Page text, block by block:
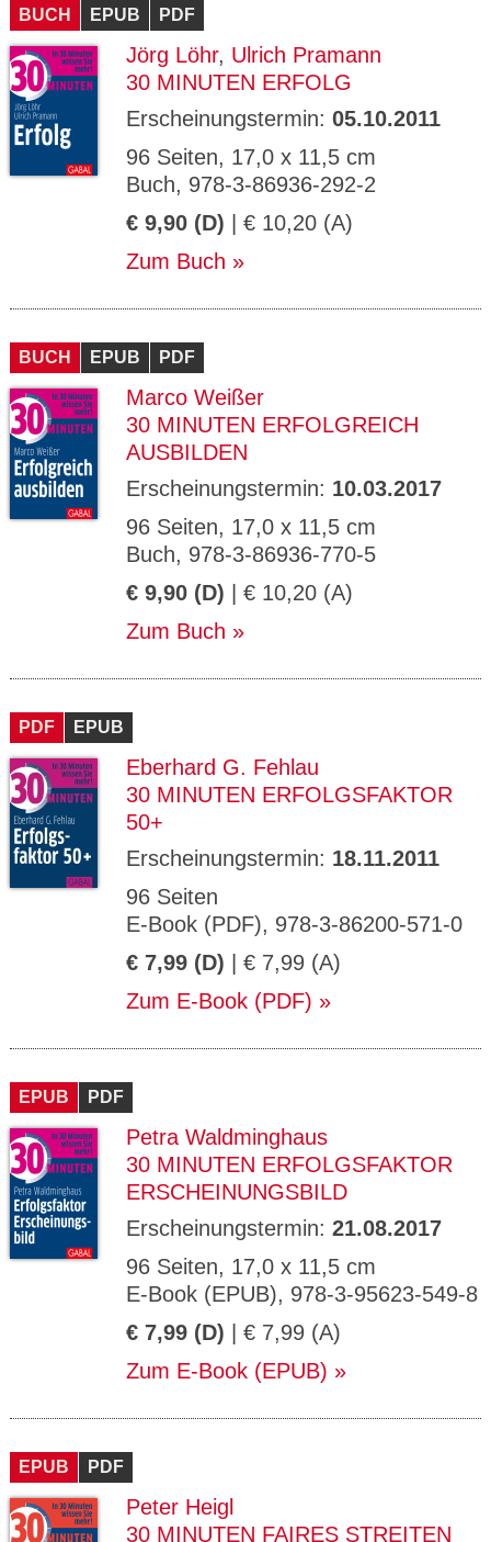
BUCH EPUB PDF
Jörg Löhr, Ulrich Pramann
30 MINUTEN ERFOLG
Erscheinungstermin: 05.10.2011
96 Seiten, 17,0 x 11,5 cm
Buch, 978-3-86936-292-2
€ 9,90 (D) | € 10,20 (A)
Zum Buch
BUCH EPUB PDF
Marco Weißer
30 MINUTEN ERFOLGREICH
AUSBILDEN
Erscheinungstermin: 10.03.2017
96 Seiten, 17,0 x 11,5 cm
Buch, 978-3-86936-770-5
€ 9,90 (D) | € 10,20 (A)
Zum Buch
PDF EPUB
Eberhard G. Fehlau
30 MINUTEN ERFOLGSFAKTOR
50+
Erscheinungstermin: 18.11.2011
96 Seiten
E-Book (PDF), 978-3-86200-571-0
€ 7,99 (D) | € 7,99 (A)
Zum E-Book (PDF)
EPUB PDF
Petra Waldminghaus
30 MINUTEN ERFOLGSFAKTOR
ERSCHEINUNGSBILD
Erscheinungstermin: 21.08.2017
96 Seiten, 17,0 x 11,5 cm
E-Book (EPUB), 978-3-95623-549-8
€ 7,99 (D) | € 7,99 (A)
Zum E-Book (EPUB)
EPUB PDF
Peter Heigl
30 MINUTEN FAIRES STREITEN